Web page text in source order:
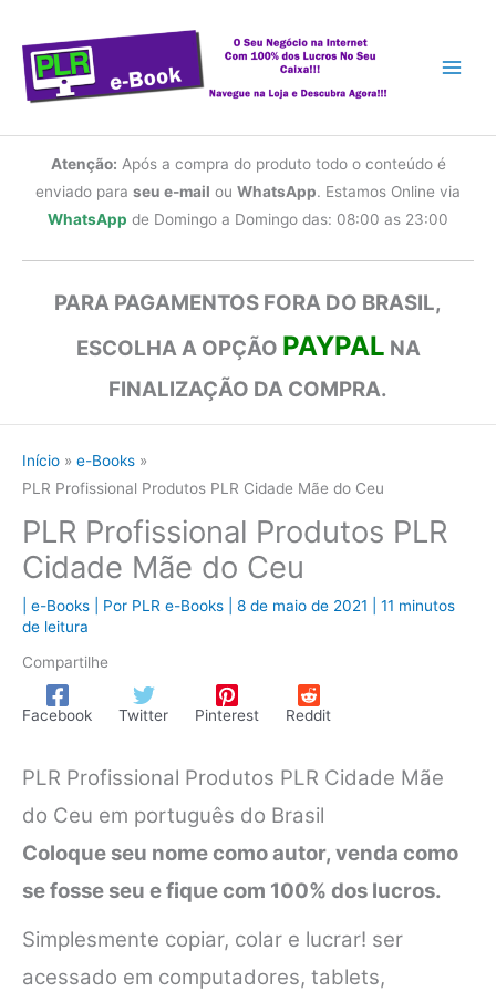
conteúdo
Atenção: Após a compra do produto todo o conteúdo é
enviado para seu e-mail ou WhatsApp. Estamos Online via
WhatsApp de Domingo a Domingo das: 08:00 as 23:00
PARA PAGAMENTOS FORA DO BRASIL,
ESCOLHA A OPÇÃO PAYPAL NA
FINALIZAÇÃO DA COMPRA.
Início
e-Books
PLR Profissional Produtos PLR Cidade Mãe do Ceu
PLR Profissional Produtos PLR
Cidade Mãe do Ceu
e-Books | Por PLR e-Books 8 de maio de 2021
11 minutos
de leitura
Compartilhe
Facebook Twitter Pinterest Reddit
PLR Profissional Produtos PLR Cidade Mãe
do Ceu em português do Brasil
Coloque seu nome como autor, venda como
se fosse seu e fique com 100% dos lucros.
Simplesmente copiar, colar e lucrar! ser
acessado em computadores, tablets,